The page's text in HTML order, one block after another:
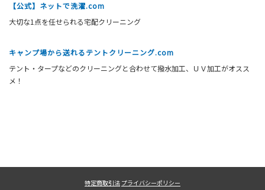
【公式】ネットで洗濯.com
大切な1点を任せられる宅配クリーニング
キャンプ場から送れるテントクリーニング.com
テント・タープなどのクリーニングと合わせて撥水加工、ＵＶ加工がオスス
メ！
特定商取引法 プライバシーポリシー